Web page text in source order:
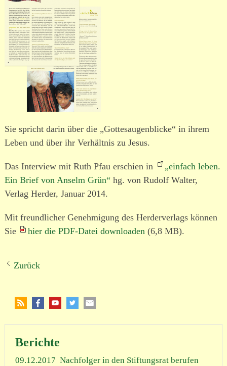
Sie spricht darin über die „Gottesaugenblicke“ in ihrem
Leben und über ihr Verhältnis zu Jesus.
Das Interview mit Ruth Pfau erschien in
„einfach leben.
Ein Brief von Anselm Grün“hg. von Rudolf Walter,
Verlag Herder, Januar 2014.
Mit freund­licher Genehmigung des Herderverlags können
Sie
hier die PDF-Datei down­loaden (6,8 MB).
Zurück
Berichte
09.12.2017 Nachfolger in den Stiftungsrat berufen